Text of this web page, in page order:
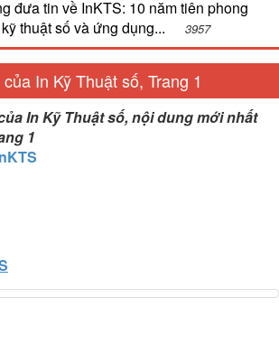
đưa tin về InKTS: 10 năm tiên phong
thuật số và ứng dụng...
3957
In Kỹ Thuật số, Trang 1
In Kỹ Thuật số, nội dung mới nhất
1